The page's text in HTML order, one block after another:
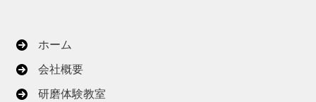
ホーム
会社概要
研磨体験教室